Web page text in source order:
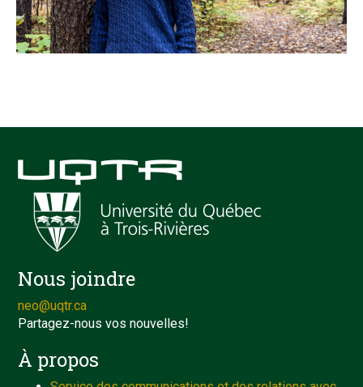
Nous joindre
neo@uqtr.ca
Partagez-nous vos nouvelles!
À propos